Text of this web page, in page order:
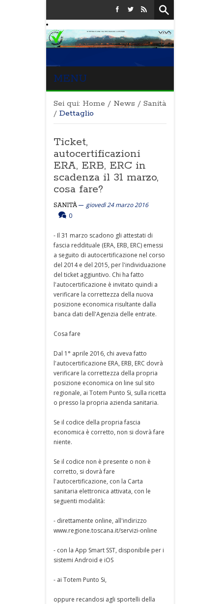
MENU
Sei qui: Home / News / Sanità
/ Dettaglio
Ticket,
autocertificazioni
ERA, ERB, ERC in
scadenza il 31 marzo,
cosa fare?
SANITÀ
giovedì 24 marzo 2016
0
- Il 31 marzo scadono gli attestati di
fascia reddituale (ERA, ERB, ERC) emessi
a seguito di autocertificazione nel corso
del 2014 e del 2015, per l'individuazione
del ticket aggiuntivo. Chi ha fatto
l'autocertificazione è invitato quindi a
verificare la correttezza della nuova
posizione economica risultante dalla
banca dati dell'Agenzia delle entrate.
Cosa fare
Dal 1° aprile 2016, chi aveva fatto
l'autocertificazione ERA, ERB, ERC dovrà
verificare la correttezza della propria
posizione economica on line sul sito
regionale, ai Totem Punto Si, sulla ricetta
o presso la propria azienda sanitaria.
Se il codice della propria fascia
economica è corretto, non si dovrà fare
niente.
Se il codice non è presente o non è
corretto, si dovrà fare
l'autocertificazione, con la Carta
sanitaria elettronica attivata, con le
seguenti modalità:
- direttamente online, all'indirizzo
www.regione.toscana.it/servizi-online
- con la App Smart SST, disponibile per i
sistemi Android e iOS
- ai Totem Punto Si,
oppure recandosi agli sportelli della